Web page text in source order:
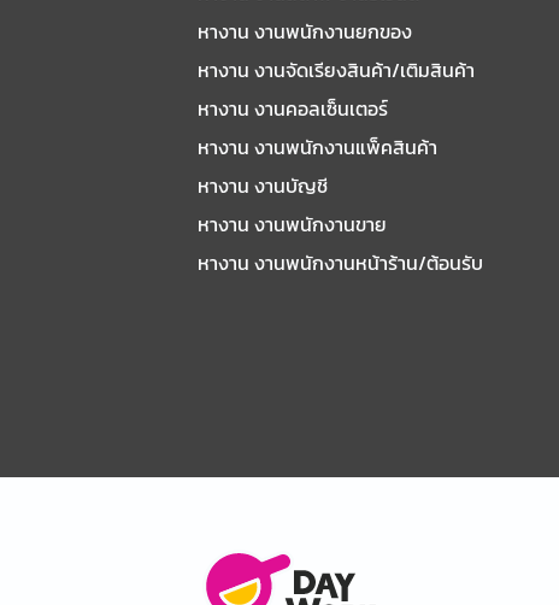
หางาน งานพนักงานยกของ
หางาน งานจัดเรียงสินค้า/เติมสินค้า
หางาน งานคอลเซ็นเตอร์
หางาน งานพนักงานแพ็คสินค้า
หางาน งานบัญชี
หางาน งานพนักงานขาย
หางาน งานพนักงานหน้าร้าน/ต้อนรับ